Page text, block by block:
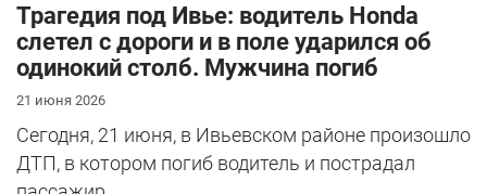
Трагедия под Ивье: водитель Honda
слетел с дороги и в поле ударился об
одинокий столб. Мужчина погиб
21 июня 2026
Сегодня, 21 июня, в Ивьевском районе произошло
ДТП, в котором погиб водитель и пострадал